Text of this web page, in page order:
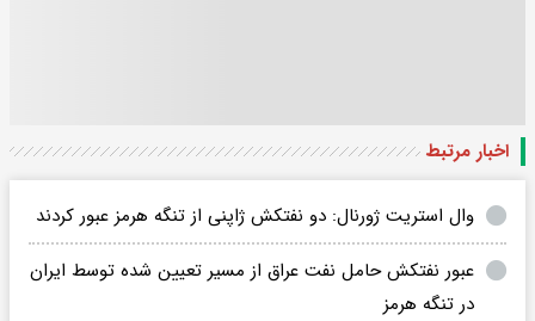
اخبار مرتبط
وال استریت ژورنال: دو نفتکش ژاپنی از تنگه هرمز عبور کردند
عبور نفتکش حامل نفت عراق از مسیر تعیین شده توسط ایران
در تنگه هرمز